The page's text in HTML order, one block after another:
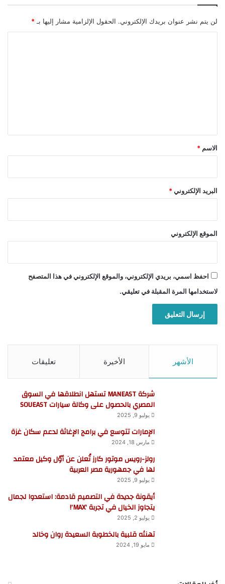
لن يتم نشر عنوان بريدك الإلكتروني. الحقول الإلزامية مشار إليها بـ *
*
الاسم *
البريد الإلكتروني *
الموقع الإلكتروني
احفظ اسمي، بريدي الإلكتروني، والموقع الإلكتروني في هذا المتصفح
لاستخدامها المرة المقبلة في تعليقي.
الأشهر الأخيرة تعليقات
شركة MANEAST تستهل انطلاقها في السوق
المصري بالحصول على وكالة سيارات SOUEAST
يوليو 9, 2025
الإمارات تتوسع في برامج الإغاثة لدعم سكان غزة
مارس 18, 2024
رولز-رويس موتور كارز تُعلن عن أوّل وكيل معتمد
لها في جمهورية مصر العربية
يوليو 9, 2025
أيقونة جديدة في التصميم قادمة: استعدوا لجمال
يتجاوز الخيال في تجربة ‘MAX’!
يوليو 2, 2025
تهنئه قلبية بالخطوبة السعيدة روان وخالد
مايو 19, 2024